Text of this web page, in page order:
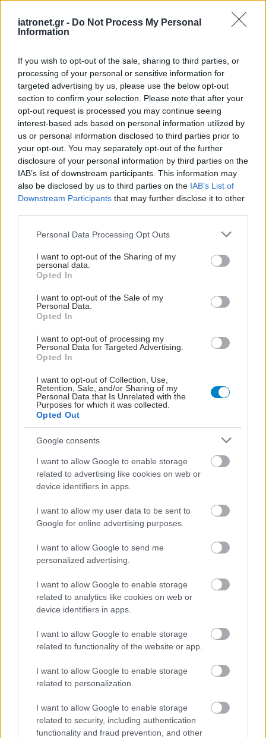
iatronet.gr - Do Not Process My Personal
Information
If you wish to opt-out of the sale, sharing to third parties, or
processing of your personal or sensitive information for
targeted advertising by us, please use the below opt-out
section to confirm your selection. Please note that after your
opt-out request is processed you may continue seeing
interest-based ads based on personal information utilized by
us or personal information disclosed to third parties prior to
your opt-out. You may separately opt-out of the further
disclosure of your personal information by third parties on the
IAB’s list of downstream participants. This information may
also be disclosed by us to third parties on the IAB’s List of
Downstream Participants that may further disclose it to other
Please note that this website/app uses one or more Google
not limited to your visit or usage behaviour. You may click to
grant or deny consent to Google and its third-party tags to
use your data for below specified purposes in below Google
consent section.
Personal Data Processing Opt Outs
I want to opt-out of the Sharing of my
personal data.
Opted In
I want to opt-out of the Sale of my
Personal Data.
Opted In
I want to opt-out of processing my
Personal Data for Targeted Advertising.
Opted In
I want to opt-out of Collection, Use,
Retention, Sale, and/or Sharing of my
Personal Data that Is Unrelated with the
Purposes for which it was collected.
Opted Out
Google consents
I want to allow Google to enable storage
related to advertising like cookies on web or
device identifiers in apps.
I want to allow my user data to be sent to
Google for online advertising purposes.
I want to allow Google to send me
personalized advertising.
I want to allow Google to enable storage
related to analytics like cookies on web or
device identifiers in apps.
I want to allow Google to enable storage
related to functionality of the website or app.
I want to allow Google to enable storage
related to personalization.
I want to allow Google to enable storage
related to security, including authentication
functionality and fraud prevention, and other